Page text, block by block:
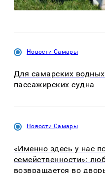
Новости Самары
Для самарских
пассажирских судна
Новости Самары
«Именно здесь у нас
семейственности»:
возвращается во